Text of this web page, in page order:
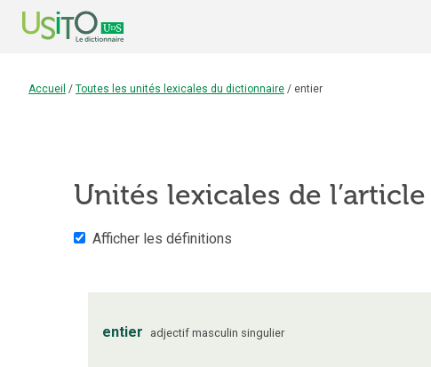
Accueil / Toutes les unités lexicales du dictionnaire / entier
Unités lexicales de l’article
Afficher les définitions
entier adjectif masculin singulier